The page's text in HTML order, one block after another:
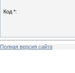
Код *:
Полная версия сайта